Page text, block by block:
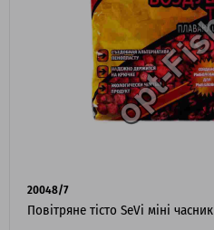
20048/7
Повітряне тісто SeVi міні часник